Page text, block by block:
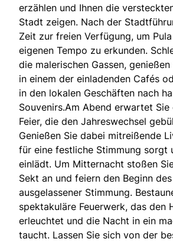
erzählen und Ihnen die
Stadt zeigen. Nach der
Zeit zur freien Verfügung, um
eigenen Tempo zu erkunden.
die malerischen Gassen,
in einem der einladenden Cafés
in den lokalen Geschäften nach
Souvenirs.Am Abend erwartet
Feier, die den Jahreswechsel
Genießen Sie dabei mitreißende
für eine festliche Stimmung sorgt
einlädt. Um Mitternacht stoßen
Sekt an und feiern den Beginn
ausgelassener Stimmung.
spektakuläre Feuerwerk, das den
erleuchtet und die Nacht in ein
taucht. Lassen Sie sich von der